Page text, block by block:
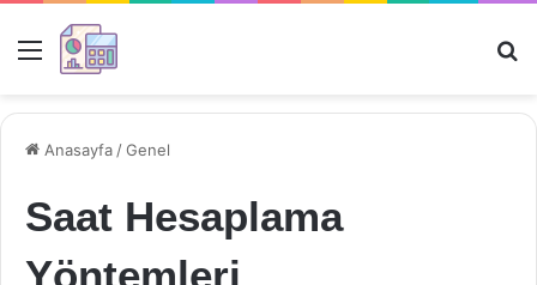
Menü
Anasayfa /Genel
Saat Hesaplama
Yöntemleri